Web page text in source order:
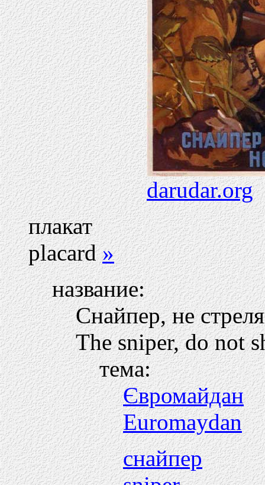
darudar.org
плакат
placard»
название:
Снайпер, не
The sniper, do not
тема:
Євромайдан
Euromaydan
снайпер